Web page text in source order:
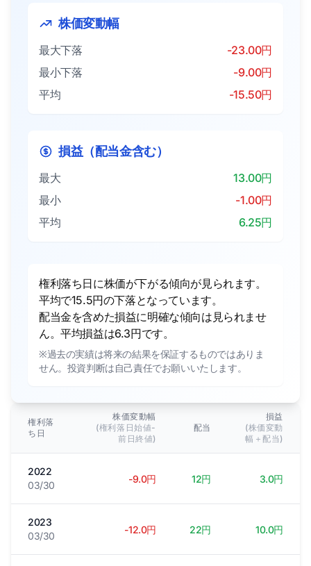
株価変動幅
最大下落
-23.00円
最小下落
-9.00円
平均
-15.50円
損益（配当金含む）
最大
13.00円
最小
-1.00円
平均
6.25円
権利落ち日に株価が下がる傾向が見られます。
平均で15.5円の下落となっています。
配当金を含めた損益に明確な傾向は見られませ
ん。平均損益は6.3円です。
※過去の実績は将来の結果を保証するものではありま
せん。投資判断は自己責任でお願いいたします。
権利落
ち日
株価変動幅
(権利落日始値-
前日終値)
配当
損益
(株価変動
幅＋配当)
2022
03/30
-9.0円 12円 3.0円
2023
03/30
-12.0円 22円 10.0円